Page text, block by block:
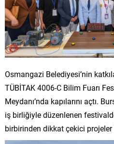
Osmangazi Belediyesi’nin
TÜBİTAK 4006-C Bilim Fuarı
Meydanı’nda kapılarını açtı.
iş birliğiyle düzenlenen
birbirinden dikkat çekici